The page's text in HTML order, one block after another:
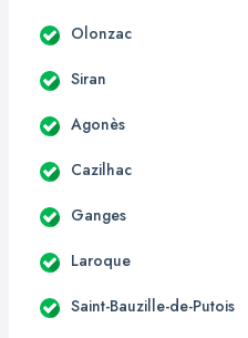
Olonzac
Siran
Agonès
Cazilhac
Ganges
Laroque
Saint-Bauzille-de-Putois